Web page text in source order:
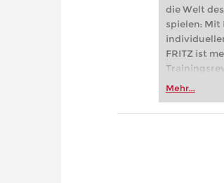
die Welt
spielen:
FRITZ ist
zuvor.
Mehr...